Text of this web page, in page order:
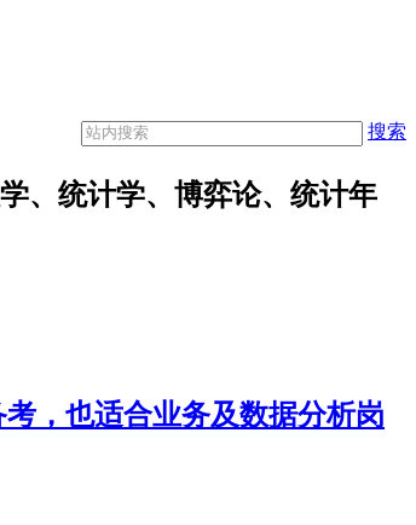
搜索
、统计学、博弈论、统计年
，也适合业务及数据分析岗